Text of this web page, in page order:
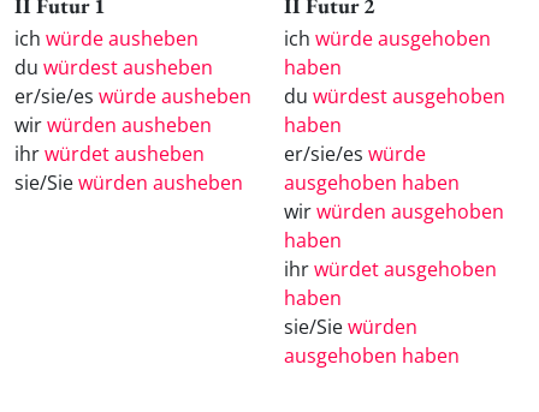
II Futur 1
ich würde ausheben
du würdest ausheben
er/sie/es würde ausheben
wirwürden ausheben
ihrwürdet ausheben
sie/Siewürden ausheben
II Futur 2
ich würde ausgehoben
haben
du würdest ausgehoben
haben
er/sie/es würde
ausgehoben haben
wirwürden ausgehoben
haben
ihrwürdet ausgehoben
haben
sie/Siewürden
ausgehoben haben